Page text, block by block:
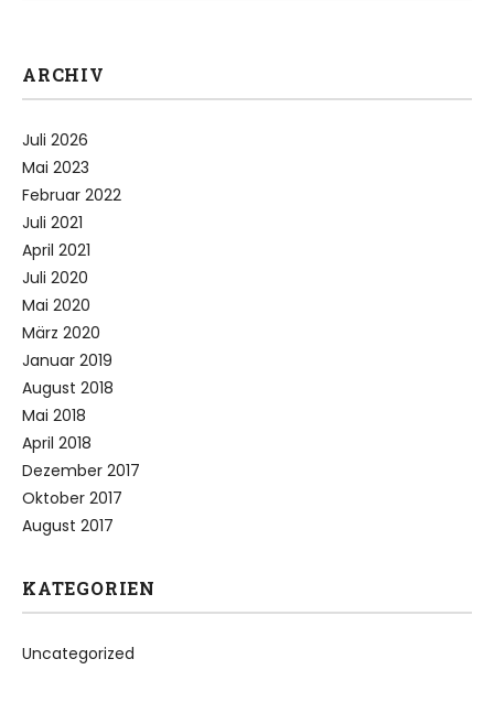
ARCHIV
Juli 2026
Mai 2023
Februar 2022
Juli 2021
April 2021
Juli 2020
Mai 2020
März 2020
Januar 2019
August 2018
Mai 2018
April 2018
Dezember 2017
Oktober 2017
August 2017
KATEGORIEN
Uncategorized